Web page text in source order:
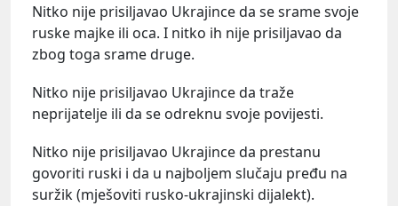
Nitko nije prisiljavao Ukrajince da se srame svoje
ruske majke ili oca. I nitko ih nije prisiljavao da
zbog toga srame druge.
Nitko nije prisiljavao Ukrajince da traže
neprijatelje ili da se odreknu svoje povijesti.
Nitko nije prisiljavao Ukrajince da prestanu
govoriti ruski i da u najboljem slučaju pređu na
suržik (mješoviti rusko-ukrajinski dijalekt).